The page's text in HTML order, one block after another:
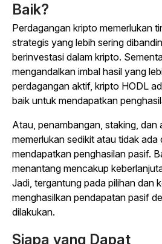
Baik?
Perdagangan kripto memerlukan
strategis yang lebih sering
berinvestasi dalam kripto.
mengandalkan imbal hasil yang
perdagangan aktif, kripto HODL
baik untuk mendapatkan
Atau, penambangan, staking, dan
memerlukan sedikit atau tidak
mendapatkan penghasilan pasif.
menantang mencakup
Jadi, tergantung pada pilihan dan
menghasilkan pendapatan pasif
dilakukan.
Siapa yang Dapat